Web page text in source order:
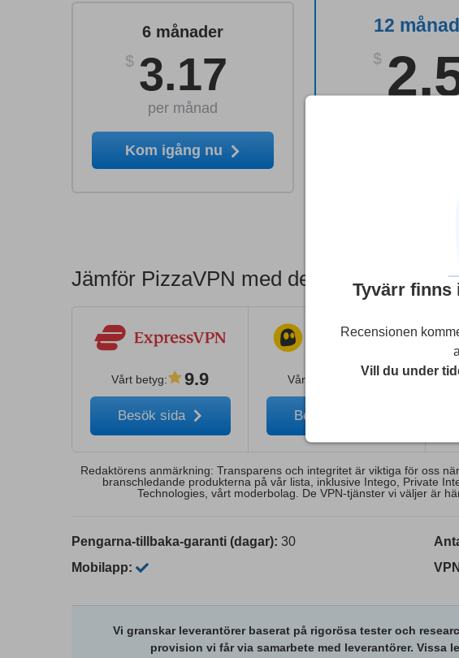
12
$
6 månader
$ 3.17
per månad
Kom igång nu
Jämför PizzaVPN med de bästa övriga
Vårt betyg: 9.9
Besök sida
Vårt betyg 9.7
Besök sida
Redaktörens anmärkning: Transparens och integritet är viktiga för oss
branschledande produkterna på vår lista, inklusive Intego, Private
Technologies, vårt moderbolag. De VPN-tjänster vi väljer är
Pengarna-tillbaka-garanti (dagar): 30
Mobilapp:
Vi granskar leverantörer baserat på rigorösa tester och
provision vi får via samarbete med leverantörer. Vissa
Tyvärr finns
Recensionen
Vill du under